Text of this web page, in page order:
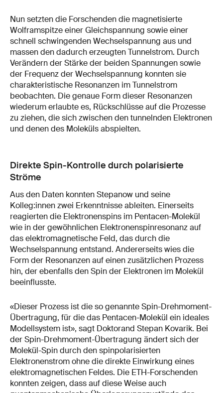
Nun setzten die Forschenden die magnetisierte
Wolframspitze einer Gleichspannung sowie einer
schnell schwingenden Wechselspannung aus und
massen den dadurch erzeugten Tunnelstrom. Durch
Verändern der Stärke der beiden Spannungen sowie
der Frequenz der Wechselspannung konnten sie
charakteristische Resonanzen im Tunnelstrom
beobachten. Die genaue Form dieser Resonanzen
wiederum erlaubte es, Rückschlüsse auf die Prozesse
zu ziehen, die sich zwischen den tunnelnden Elektronen
und denen des Moleküls abspielten.
Direkte Spin-Kontrolle durch polarisierte
Ströme
Aus den Daten konnten Stepanow und seine
Kolleg:innen zwei Erkenntnisse ableiten. Einerseits
reagierten die Elektronenspins im Pentacen-Molekül
wie in der gewöhnlichen Elektronenspinresonanz auf
das elektromagnetische Feld, das durch die
Wechselspannung entstand. Andererseits wies die
Form der Resonanzen auf einen zusätzlichen Prozess
hin, der ebenfalls den Spin der Elektronen im Molekül
beeinflusste.
«Dieser Prozess ist die so genannte Spin-Drehmoment-
Übertragung, für die das Pentacen-Molekül ein ideales
Modellsystem ist», sagt Doktorand Stepan Kovarik. Bei
der Spin-Drehmoment-Übertragung ändert sich der
Molekül-Spin durch den spinpolarisierten
Elektronenstrom ohne die direkte Einwirkung eines
elektromagnetischen Feldes. Die ETH-Forschenden
konnten zeigen, dass auf diese Weise auch